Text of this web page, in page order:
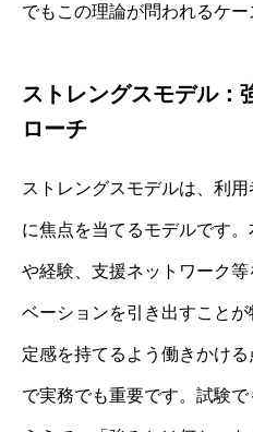
でもこの理論が問われるケー
ストレングスモデル：
ローチ
ストレングスモデルは、利
に焦点を当てるモデルです
や経験、支援ネットワーク
ベーションを引き出すこと
定感を持てるよう働きかけ
で実務でも重要です。試験